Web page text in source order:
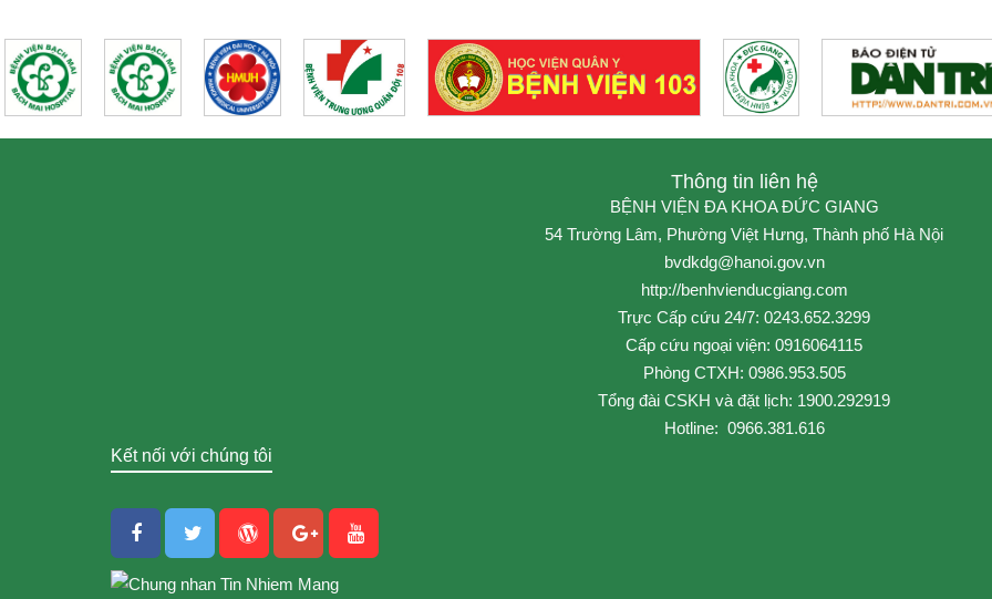
Thông tin liên hệ
BỆNH VIỆN ĐA KHOA ĐỨC GIANG
54 Trường Lâm, Phường Việt Hưng, Thành phố Hà Nội
bvdkdg@hanoi.gov.vn
http://benhvienducgiang.com
Trực Cấp cứu 24/7: 0243.652.3299
Cấp cứu ngoại viện: 0916064115
Phòng CTXH: 0986.953.505
Tổng đài CSKH và đặt lịch: 1900.292919
Hotline: 0966.381.616
Kết nối với chúng tôi